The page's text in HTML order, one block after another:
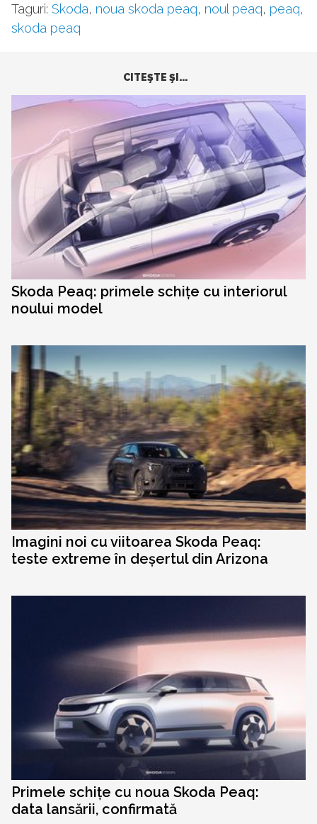
Taguri: Skoda, noua skoda peaq, noul peaq, peaq,
skoda peaq
CITEŞTE ŞI...
Skoda Peaq: primele schițe cu interiorul
noului model
Imagini noi cu viitoarea Skoda Peaq:
teste extreme în deșertul din Arizona
Primele schițe cu noua Skoda Peaq:
data lansării, confirmată